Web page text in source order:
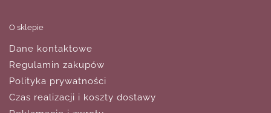
O sklepie
Dane kontaktowe
Regulamin zakupów
Polityka prywatności
Czas realizacji i koszty dostawy